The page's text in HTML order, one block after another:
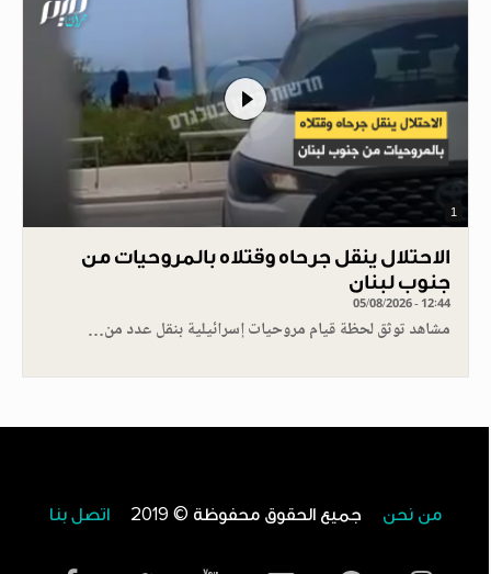
1
الاحتلال ينقل جرحاه وقتلاه بالمروحيات من
جنوب لبنان
05/08/2026 - 12:44
مشاهد توثق لحظة قيام مروحيات إسرائيلية بنقل عدد من…
من نحن جميع الحقوق محفوظة © 2019 اتصل بنا